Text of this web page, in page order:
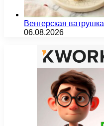
Венгерская ватрушка
06.08.2026